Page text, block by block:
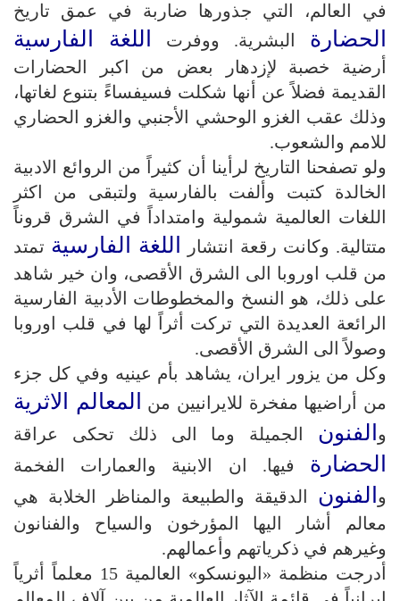
في العالم، التي جذورها ضاربة في عمق تاريخ
الحضارة البشرية. ووفرت اللغة الفارسية
أرضية خصبة لإزدهار بعض من اكبر الحضارات
القديمة فضلاً عن أنها شكلت فسيفساءً بتنوع لغاتها،
وذلك عقب الغزو الوحشي الأجنبي والغزو الحضاري
للامم والشعوب.
ولو تصفحنا التاريخ لرأينا أن كثيراً من الروائع الادبية
الخالدة كتبت وألفت بالفارسية ولتبقى من اكثر
اللغات العالمية شمولية وامتداداً في الشرق قروناً
متتالية. وكانت رقعة انتشار
اللغة الفارسية تمتد
من قلب اوروبا الى الشرق الأقصى، وان خير شاهد
على ذلك، هو النسخ والمخطوطات الأدبية الفارسية
الرائعة العديدة التي تركت أثراً لها في قلب اوروبا
وصولاً الى الشرق الأقصى.
وكل من يزور ايران، يشاهد بأم عينيه وفي كل جزء
من أراضيها مفخرة للايرانيين من
المعالم الاثرية
و الفنون الجميلة وما الى ذلك تحكى عراقة
الحضارة فيها. ان الابنية والعمارات الفخمة
و الفنون الدقيقة والطبيعة والمناظر الخلابة هي
معالم أشار اليها المؤرخون والسياح والفنانون
وغيرهم في ذكرياتهم وأعمالهم.
أدرجت منظمة «اليونسكو» العالمية 15 معلماً أثرياً